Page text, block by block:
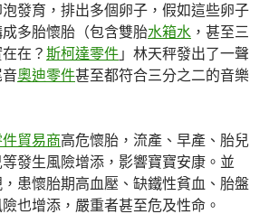
發育，排出多個卵子，假如這些卵子
多胎懷胎（包含雙胎水箱水 ，甚至三
在？ 斯柯達零件 」林天秤發出了一聲
奧迪零件甚至都符合三分之二的音樂
貿易商高危懷胎，流產、早產、胎兒
發生風險增添，影響寶寶安康。並
患懷胎期高血壓、缺鐵性貧血、胎盤
也增添，嚴重者甚至危及性命。